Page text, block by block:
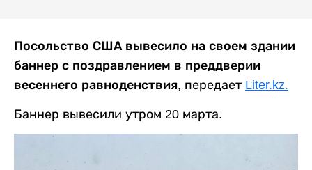
Посольство США вывесило на своем здании
баннер с поздравлением в преддверии
весеннего равноденствия, передает Liter.kz.
Баннер вывесили утром 20 марта.